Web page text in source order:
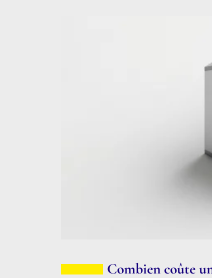
Combien coûte